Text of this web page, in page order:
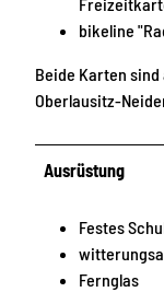
bikeline
Beide Karten sind
Oberlausitz-
Ausrüstung
Festes
Fernglas